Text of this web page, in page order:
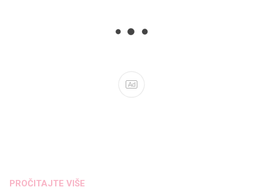
Ad
PROČITAJTE VIŠE